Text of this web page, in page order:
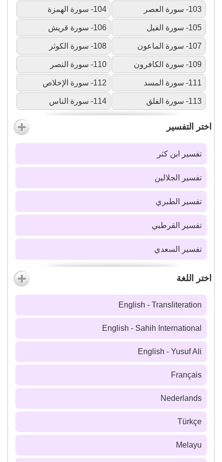
103- سورة العصر 104- سورة الهمزة
105- سورة الفيل 106- سورة قريش
107- سورة الماعون 108- سورة الكوثر
109- سورة الكافرون 110- سورة النصر
111- سورة المسد 112- سورة الإخلاص
113- سورة الفلق 114- سورة الناس
اختر التفسير
تفسير ابن كثر
تفسير الجلالين
تفسير الطبري
تفسير القرطبي
تفسير السعدي
اختر اللغة
English - Transliteration
English - Sahih International
English - Yusuf Ali
Français
Nederlands
Türkçe
Melayu